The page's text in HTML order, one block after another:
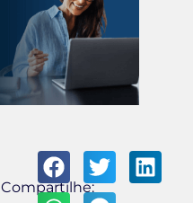
Compartilhe: